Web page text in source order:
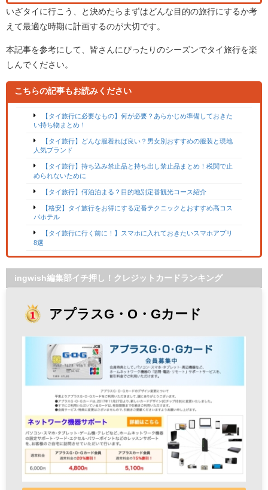
いざタイに行こう、と決めたらまずはどんな目的の旅行にするか考
えて最適な時期に計画するのが大切です。
本記事を参考にして、皆さんにぴったりのシーズンでタイ旅行を楽
しんでください。
こちらの記事もお読みください
【タイ旅行に必要なもの】何が必要？あらかじめ準備しておきた
い持ち物まとめ！
【タイ旅行】どんな服着れば良い？男女別おすすめの服装と現地
人気ブランド
【タイ旅行】持ち込み禁止品と持ち出し禁止品まとめ！税関で止
められないために
【タイ旅行】何泊泊まる？目的地別定番観光コース紹介
【格安】タイ旅行をお得にする定番テクニックとおすすめ高コス
パホテル
【タイ旅行に行く前に！】スマホに入れておきたいスマホアプリ
8選
ingwish編集部イチ押し！クレジットカードランキング
アプラスG・O・Gカード